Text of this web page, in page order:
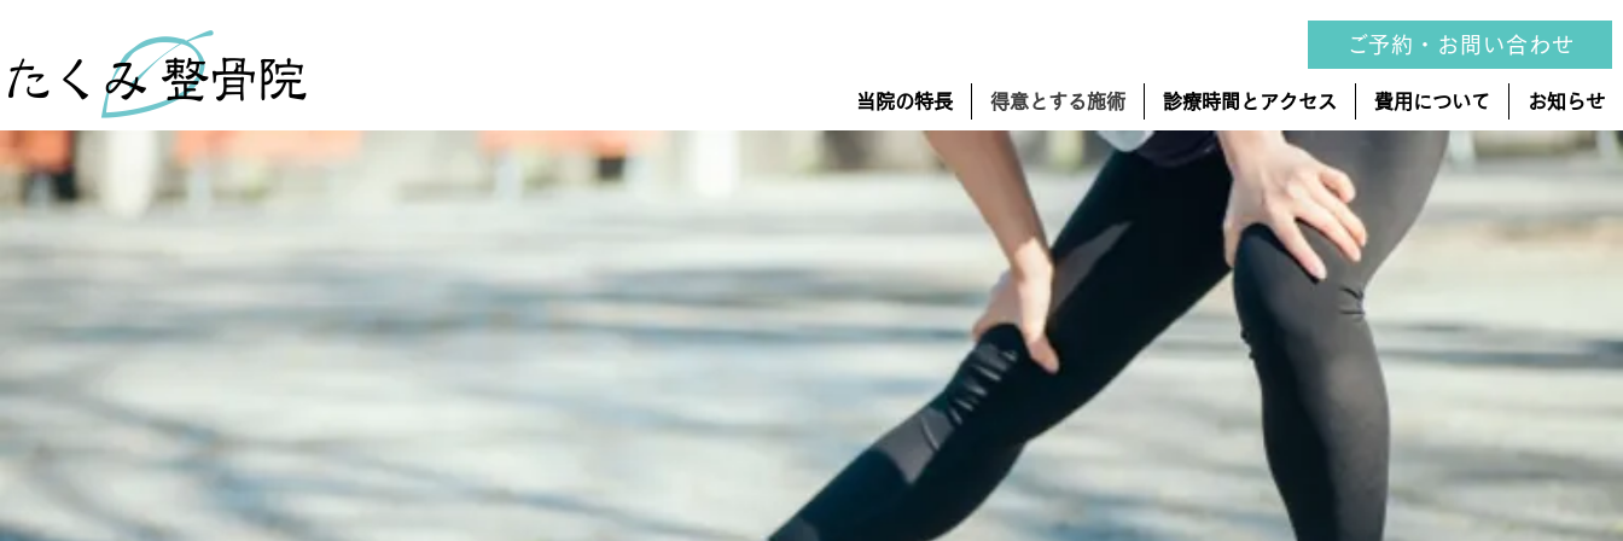
ご予約・お問い合わせ
当院の特長 得意とする施術 診療時間とアクセス 費用について お知らせ
シンスプリント